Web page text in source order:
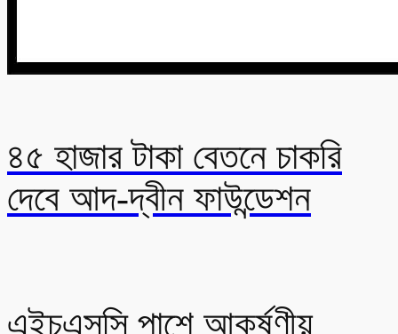
৪৫ হাজার টাকা বেতনে চাকরি
দেবে আদ-দ্বীন ফাউন্ডেশন
এইচএসসি পাশে আকর্ষণীয়